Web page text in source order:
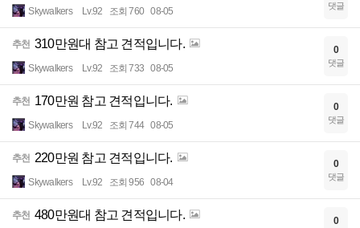
Skywalkers Lv.92 조회 760 08-05 댓글
추천 310만원대 참고 견적입니다.
Skywalkers Lv.92 조회 733 08-05
0
댓글
추천 170만원 참고 견적입니다.
Skywalkers Lv.92 조회 744 08-05
0
댓글
추천 220만원 참고 견적입니다.
Skywalkers Lv.92 조회 956 08-04
0
댓글
추천 480만원대 참고 견적입니다. 0